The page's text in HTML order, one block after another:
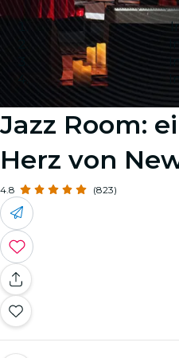
Jazz Room:
Herz von
4.8 (823)